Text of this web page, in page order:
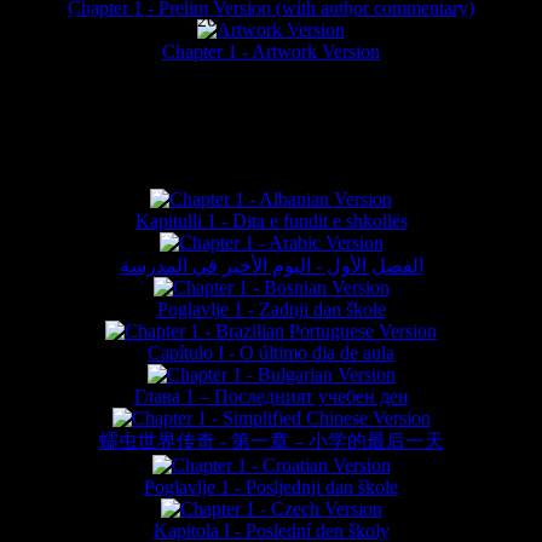
Chapter 1 - Prelim Version (with author commentary)
Chapter 1 - Artwork Version
Kapitulli 1 - Dita e fundit e shkollës
الفصل الأول - اليوم الأخير في المدرسة
Poglavlje 1 - Zadnji dan škole
Capítulo I - O último dia de aula
Глава 1 – Последният учебен ден
蠕虫世界传奇 - 第一章 – 小学的最后一天
Poglavlje 1 - Posljednji dan škole
Kapitola I - Poslední den školy
website © Daniel Lieske 2026 - Wormworld® is a registered